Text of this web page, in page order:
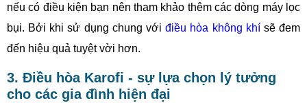
nếu có điều kiện bạn nên tham khảo thêm các dòng máy lọc
bụi. Bởi khi sử dụng chung vớiđiều hòa không khísẽ đem
đến hiệu quả tuyệt vời hơn.
3. Điều hòa Karofi - sự lựa chọn lý tưởng
cho các gia đình hiện đại